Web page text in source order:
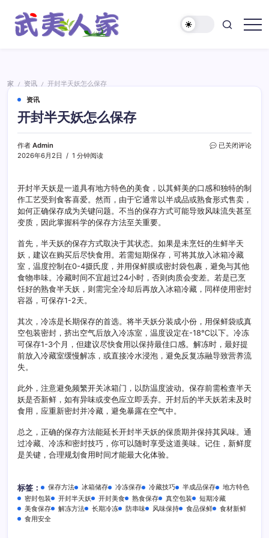
家
家 / 资讯 /
开封半天妖怎么保存
资讯
开封半天妖怎么保存
作者 Admin
2026年6月2日
1 分钟阅读
开
妖
怎
么
保
已关闭评论
开封半天妖是一道具有地方特色的美食，以其鲜美的口感和独特的制
作工艺受到食客喜爱。然而，由于它通常以半成品或熟食形式售卖，
如何正确保存成为关键问题。不当的保存方式可能导致风味流失甚至
变质，因此掌握科学的保存方法至关重要。
首先，半天妖的保存方式取决于其状态。如果是未烹饪的生鲜半天
妖，建议在购买后尽快食用。若需短期保存，可将其放入冰箱冷藏
室，温度控制在0-4摄氏度，并用保鲜膜或密封袋包裹，避免与其他
食物串味。冷藏时间不宜超过24小时，否则肉质会变差。若是已烹
饪好的熟食半天妖，则需完全冷却后再放入冰箱冷藏，同样使用密封
容器，可保存1-2天。
其次，冷冻是长期保存的首选。将半天妖分装成小份，用保鲜袋或真
空包装密封，挤出空气后放入冷冻室，温度设定在-18℃以下。冷冻
可保存1-3个月，但建议尽快食用以保持最佳口感。解冻时，最好提
前放入冷藏室缓慢解冻，或直接冷水浸泡，避免反复冻融导致营养流
失。
此外，注意避免频繁开关冰箱门，以防温度波动。保存前需检查半天
妖是否新鲜，如有异味或变色应立即丢弃。开封后的半天妖若未及时
食用，应重新密封并冷藏，避免暴露在空气中。
总之，正确的保存方法能延长开封半天妖的保质期并保持其风味。通
过冷藏、冷冻和密封技巧，你可以随时享受这道美味。记住，新鲜度
是关键，合理规划食用时间才能最大化体验。
标签： 保存方法 冰箱储存 冷冻保存 冷藏技巧 半成品保存
地方特色
密封包装
开封半天妖 开封美食 熟食保存 真空包装
短期冷藏
美食保存
解冻方法 长期冷冻 防串味 风味保持 食品保鲜
食材新鲜
食用安全